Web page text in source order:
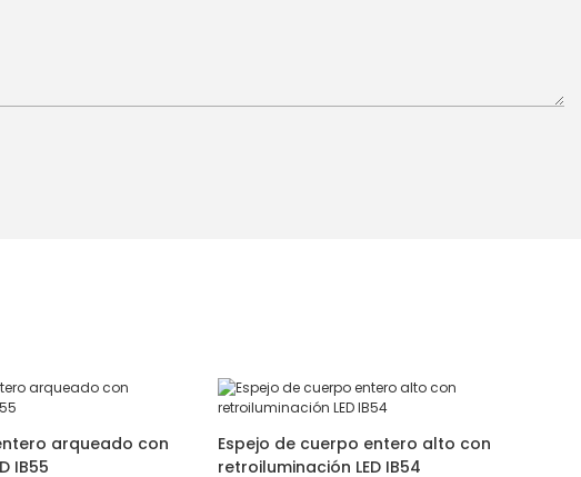
arqueado con
IB55
Espejo de cuerpo entero alto con
retroiluminación LED IB54